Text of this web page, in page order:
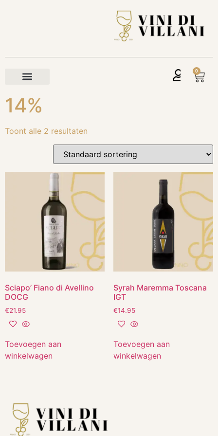
0
14%
Toont alle 2 resultaten
Sciapo’ Fiano di Avellino
DOCG
€21.95
Toevoegen aan
winkelwagen
Syrah Maremma Toscana
IGT
€14.95
Toevoegen aan
winkelwagen